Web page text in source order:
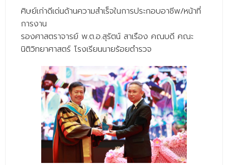
- วิทยาศาสตรบัณฑิต
- - วิทยาการคอมพิวเตอร์
- - วิทยาศาสตร์เครื่องสำอาง
- - อาชีวอนามัยและความปลอดภัย
- - อนามัยสิ่งแวดล้อมและสาธารณภัย
- - วิทยาศาสตร์การแพทย์
- - ความมั่นคงปลอดภัยไซเบอร์
- - อุตสาหกรรมชีวภาพเพื่อธุรกิจ
ศิษย์เก่าดีเด่นด้านความสำเร็จในการประกอบอาชีพ/หน้าที่
การงาน
รองศาสตราจารย์ พ.ต.อ.สุรัตน์ สาเรือง คณบดี คณะ
นิติวิทยาศาสตร์ โรงเรียนนายร้อยตำรวจ